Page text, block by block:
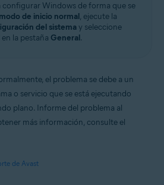
configurar Windows de forma que se
modo de inicio normal, ejecute la
del sistemay seleccione
en la pestaña General.
el problema se debe a un
o servicio que se está ejecutando
plano. Informe del problema al
más información, consulte el
de Avast